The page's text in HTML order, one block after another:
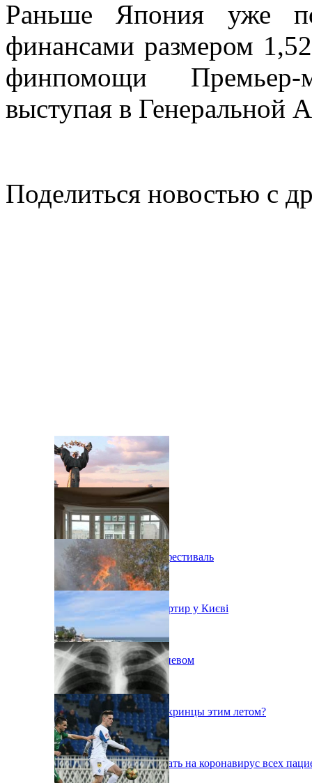
Раньше Япония уже
финансами размером
финпомощи
выступая в Генеральной
Поделиться новостью с
В Киеве состоится эко-фестиваль
Ситуація з орендою квартир у Києві
Пожар на свалке под Киевом
Куда поедут отдыхать укринцы этим летом?
В Киеве будут тестировать на коронавирус всех